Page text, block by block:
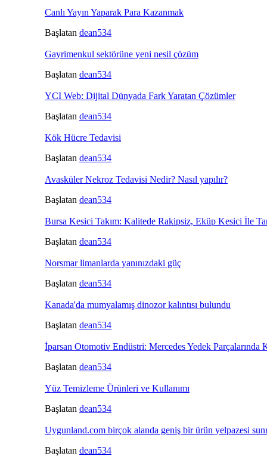
Canlı Yayın Yaparak Para Kazanmak
Başlatan dean534
Gayrimenkul sektörüne yeni nesil çözüm
Başlatan dean534
YCI Web: Dijital Dünyada Fark Yaratan Çözümler
Başlatan dean534
Kök Hücre Tedavisi
Başlatan dean534
Avasküler Nekroz Tedavisi Nedir? Nasıl yapılır?
Başlatan dean534
Bursa Kesici Takım: Kalitede Rakipsiz, Eküp Kesici İle
Başlatan dean534
Norsmar limanlarda yanınızdaki güç
Başlatan dean534
Kanada'da mumyalamış dinozor kalıntısı bulundu
Başlatan dean534
İparsan Otomotiv Endüstri: Mercedes Yedek Parçalarında
Başlatan dean534
Yüz Temizleme Ürünleri ve Kullanımı
Başlatan dean534
Uygunland.com birçok alanda geniş bir ürün yelpazesi
Başlatan dean534